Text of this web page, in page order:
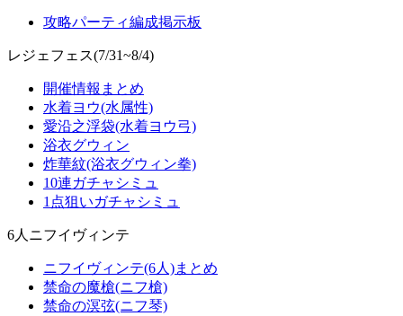
攻略パーティ編成掲示板
レジェフェス(7/31~8/4)
開催情報まとめ
水着ヨウ(水属性)
愛沿之浮袋(水着ヨウ弓)
浴衣グウィン
炸華紋(浴衣グウィン拳)
10連ガチャシミュ
1点狙いガチャシミュ
6人ニフイヴィンテ
ニフイヴィンテ(6人)まとめ
禁命の魔槍(ニフ槍)
禁命の溟弦(ニフ琴)